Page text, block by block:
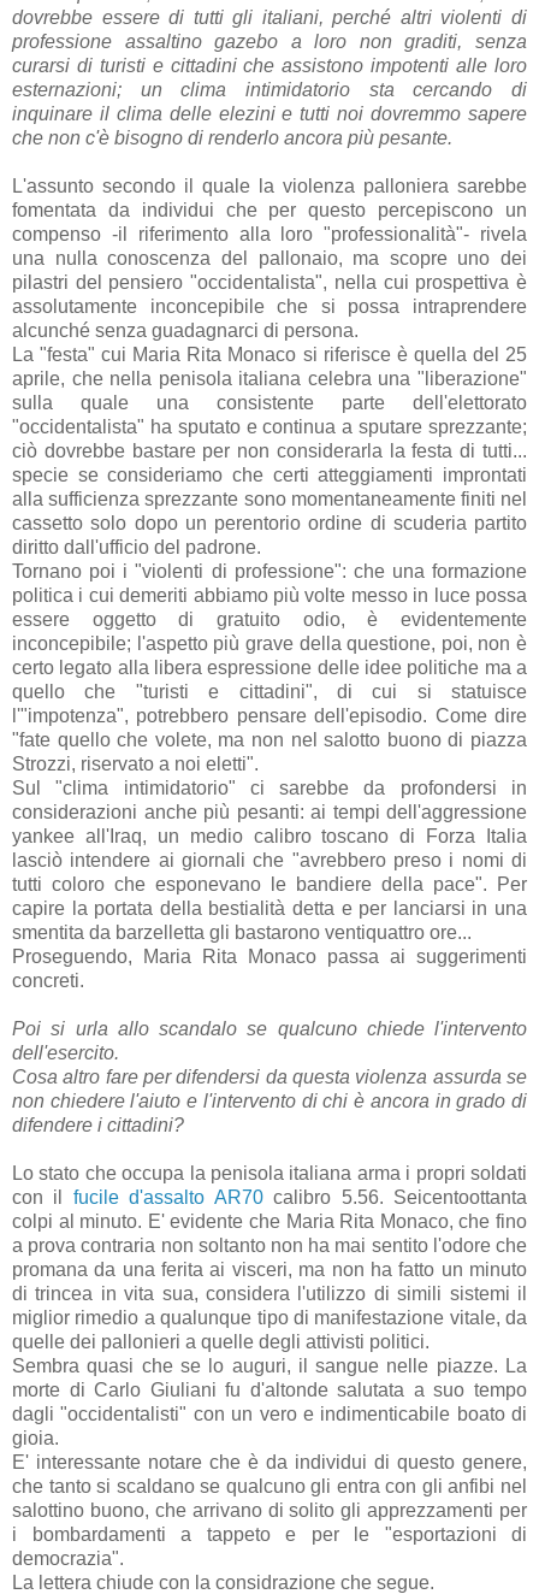
dovrebbe essere di tutti gli italiani, perché altri violenti di
professione assaltino gazebo a loro non graditi, senza
curarsi di turisti e cittadini che assistono impotenti alle loro
esternazioni; un clima intimidatorio sta cercando di
inquinare il clima delle elezini e tutti noi dovremmo sapere
che non c'è bisogno di renderlo ancora più pesante.
L'assunto secondo il quale la violenza palloniera sarebbe
fomentata da individui che per questo percepiscono un
compenso -il riferimento alla loro "professionalità"- rivela
una nulla conoscenza del pallonaio, ma scopre uno dei
pilastri del pensiero "occidentalista", nella cui prospettiva è
assolutamente inconcepibile che si possa intraprendere
alcunché senza guadagnarci di persona.
La "festa" cui Maria Rita Monaco si riferisce è quella del 25
aprile, che nella penisola italiana celebra una "liberazione"
sulla quale una consistente parte dell'elettorato
"occidentalista" ha sputato e continua a sputare sprezzante;
ciò dovrebbe bastare per non considerarla la festa di tutti...
specie se consideriamo che certi atteggiamenti improntati
alla sufficienza sprezzante sono momentaneamente finiti nel
cassetto solo dopo un perentorio ordine di scuderia partito
diritto dall'ufficio del padrone.
Tornano poi i "violenti di professione": che una formazione
politica i cui demeriti abbiamo più volte messo in luce possa
essere oggetto di gratuito odio, è evidentemente
inconcepibile; l'aspetto più grave della questione, poi, non è
certo legato alla libera espressione delle idee politiche ma a
quello che "turisti e cittadini", di cui si statuisce
l'"impotenza", potrebbero pensare dell'episodio. Come dire
"fate quello che volete, ma non nel salotto buono di piazza
Strozzi, riservato a noi eletti".
Sul "clima intimidatorio" ci sarebbe da profondersi in
considerazioni anche più pesanti: ai tempi dell'aggressione
yankee all'Iraq, un medio calibro toscano di Forza Italia
lasciò intendere ai giornali che "avrebbero preso i nomi di
tutti coloro che esponevano le bandiere della pace". Per
capire la portata della bestialità detta e per lanciarsi in una
smentita da barzelletta gli bastarono ventiquattro ore...
Proseguendo, Maria Rita Monaco passa ai suggerimenti
concreti.
Poi si urla allo scandalo se qualcuno chiede l'intervento
dell'esercito.
Cosa altro fare per difendersi da questa violenza assurda se
non chiedere l'aiuto e l'intervento di chi è ancora in grado di
difendere i cittadini?
Lo stato che occupa la penisola italiana arma i propri soldati
con il fucile d'assalto AR70calibro 5.56. Seicentoottanta
colpi al minuto. E' evidente che Maria Rita Monaco, che fino
a prova contraria non soltanto non ha mai sentito l'odore che
promana da una ferita ai visceri, ma non ha fatto un minuto
di trincea in vita sua, considera l'utilizzo di simili sistemi il
miglior rimedio a qualunque tipo di manifestazione vitale, da
quelle dei pallonieri a quelle degli attivisti politici.
Sembra quasi che se lo auguri, il sangue nelle piazze. La
morte di Carlo Giuliani fu d'altonde salutata a suo tempo
dagli "occidentalisti" con un vero e indimenticabile boato di
gioia.
E' interessante notare che è da individui di questo genere,
che tanto si scaldano se qualcuno gli entra con gli anfibi nel
salottino buono, che arrivano di solito gli apprezzamenti per
i bombardamenti a tappeto e per le "esportazioni di
democrazia".
La lettera chiude con la considrazione che segue.